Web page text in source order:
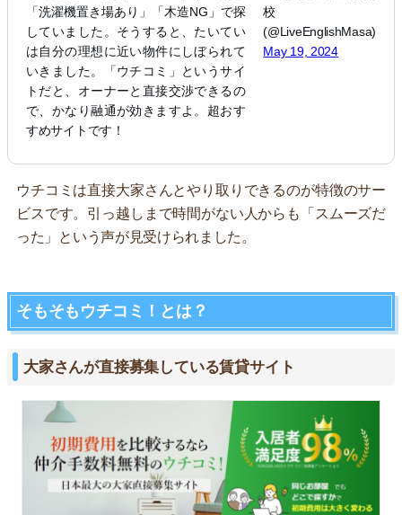
「洗濯機置き場あり」「木造NG」で探
していました。そうすると、たいてい
は自分の理想に近い物件にしぼられて
いきました。「ウチコミ」というサイ
トだと、オーナーと直接交渉できるの
で、かなり融通が効きますよ。超おす
すめサイトです！
校
(@LiveEnglishMasa)
May 19, 2024
ウチコミは直接大家さんとやり取りできるのが特徴のサー
ビスです。引っ越しまで時間がない人からも「スムーズだ
った」という声が見受けられました。
そもそもウチコミ！とは？
大家さんが直接募集している賃貸サイト